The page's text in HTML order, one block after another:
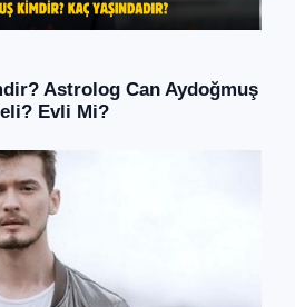
Astrolog Can Aydoğmuş
Evli Mi?